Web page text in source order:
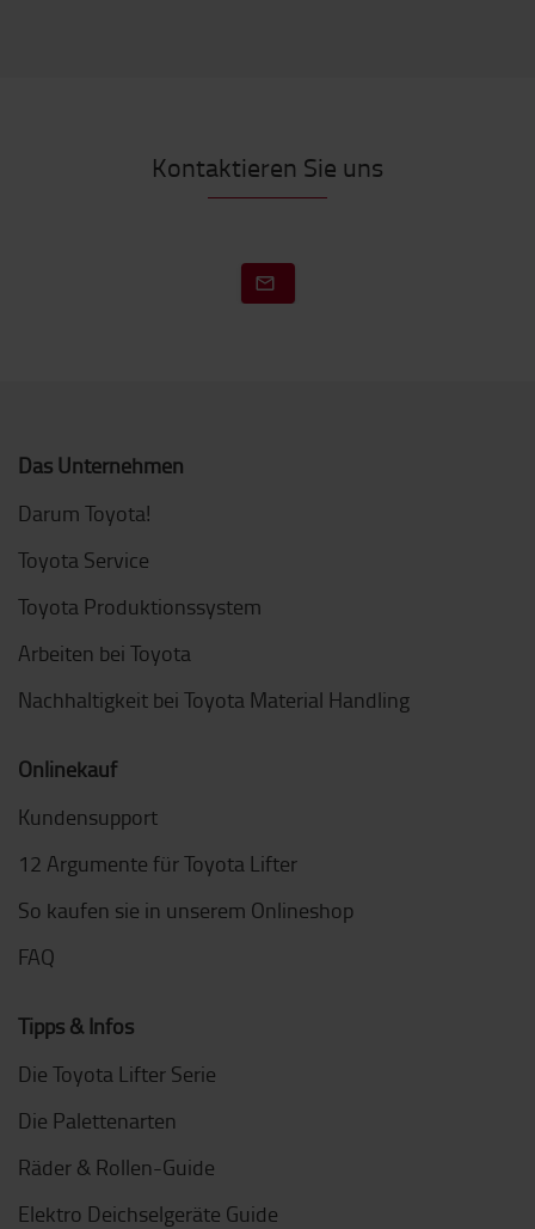
Kontaktieren Sie uns
Das Unternehmen
Darum Toyota!
Toyota Service
Toyota Produktionssystem
Arbeiten bei Toyota
Nachhaltigkeit bei Toyota Material Handling
Onlinekauf
Kundensupport
12 Argumente für Toyota Lifter
So kaufen sie in unserem Onlineshop
FAQ
Tipps & Infos
Die Toyota Lifter Serie
Die Palettenarten
Räder & Rollen-Guide
Elektro Deichselgeräte Guide